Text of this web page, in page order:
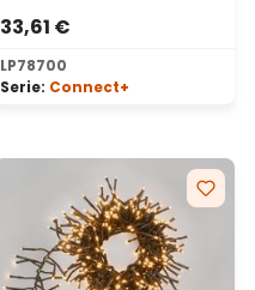
33,61 €
LP78700
Serie: Connect+